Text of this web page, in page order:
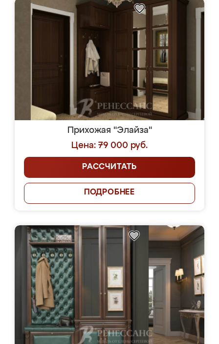
Прихожая "Элайза"
Цена: 79 000 руб.
РАССЧИТАТЬ
ПОДРОБНЕЕ